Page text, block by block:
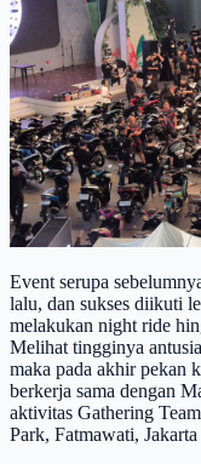
Event serupa
lalu, dan sukses diikuti
melakukan night ride
Melihat tingginya
maka pada akhir pekan
berkerja sama dengan
aktivitas Gathering Team
Park, Fatmawati, Jakarta